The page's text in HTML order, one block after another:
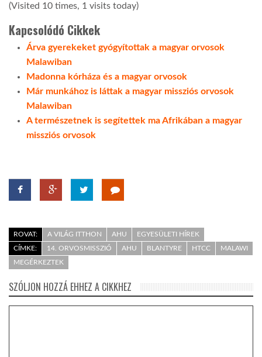
(Visited 10 times, 1 visits today)
Kapcsolódó Cikkek
Árva gyerekeket gyógyítottak a magyar orvosok
Malawiban
Madonna kórháza és a magyar orvosok
Már munkához is láttak a magyar missziós orvosok
Malawiban
A természetnek is segítettek ma Afrikában a magyar
missziós orvosok
ROVAT: A VILÁG ITTHON AHU
EGYESÜLETI HÍREK
CÍMKE:
14. ORVOSMISSZIÓ AHU BLANTYRE HTCC
MALAWI
MEGÉRKEZTEK
SZÓLJON HOZZÁ EHHEZ A CIKKHEZ